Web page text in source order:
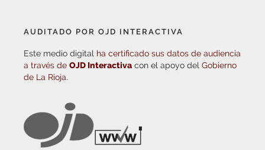
AUDITADO POR OJD INTERACTIVA
Este medio digital ha certificado sus datos de audiencia
a través de OJD Interactiva con el apoyo del Gobierno
de La Rioja.